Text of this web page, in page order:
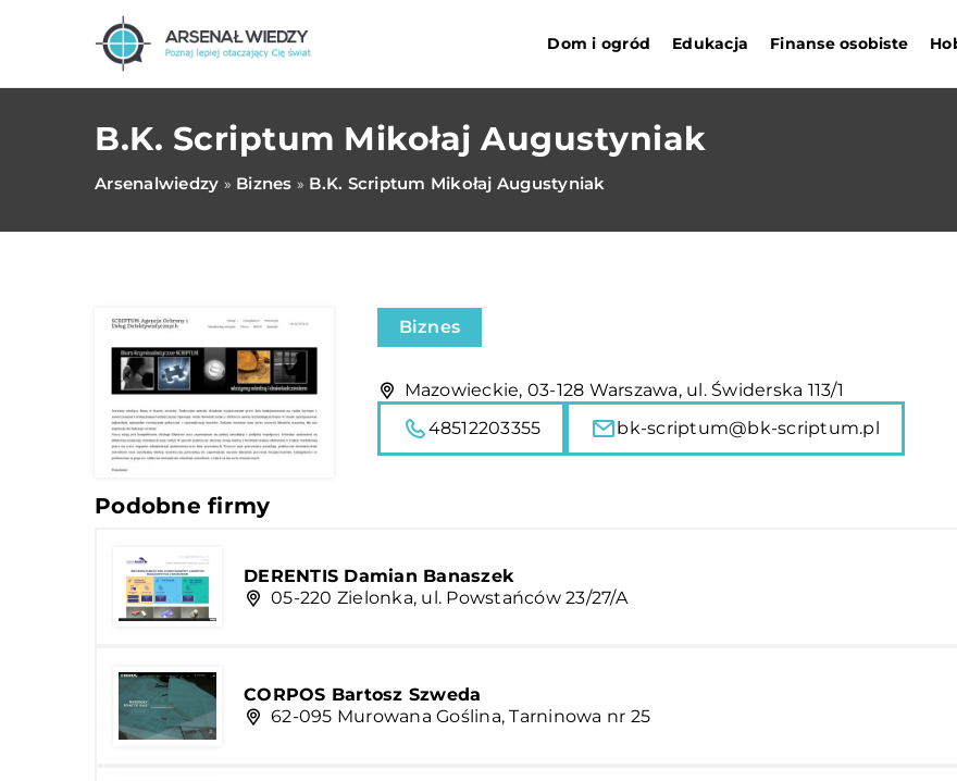
Dom i ogród Edukacja Finanse osobiste
B.K. Scriptum Mikołaj Augustyniak
Arsenalwiedzy » Biznes » B.K. Scriptum Mikołaj Augustyniak
Biznes
Mazowieckie, 03-128 Warszawa, ul. Świderska 113/1
48512203355
bk-scriptum@bk-scriptum.pl
Podobne firmy
DERENTIS Damian Banaszek
05-220 Zielonka, ul. Powstańców 23/27/A
CORPOS Bartosz Szweda
62-095 Murowana Goślina, Tarninowa nr 25